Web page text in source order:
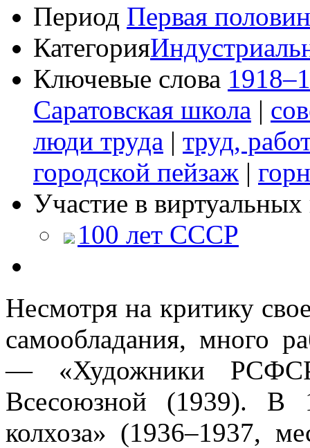
Период Первая
Категория
Ключевые слова
Саратовская школа |
люди труда | труд,
городской пейзаж |
Участие в
100 лет СССР
Несмотря на критику
самообладания, много
— «Художники
Всесоюзной (1939). В
колхоза» (1936–1937,